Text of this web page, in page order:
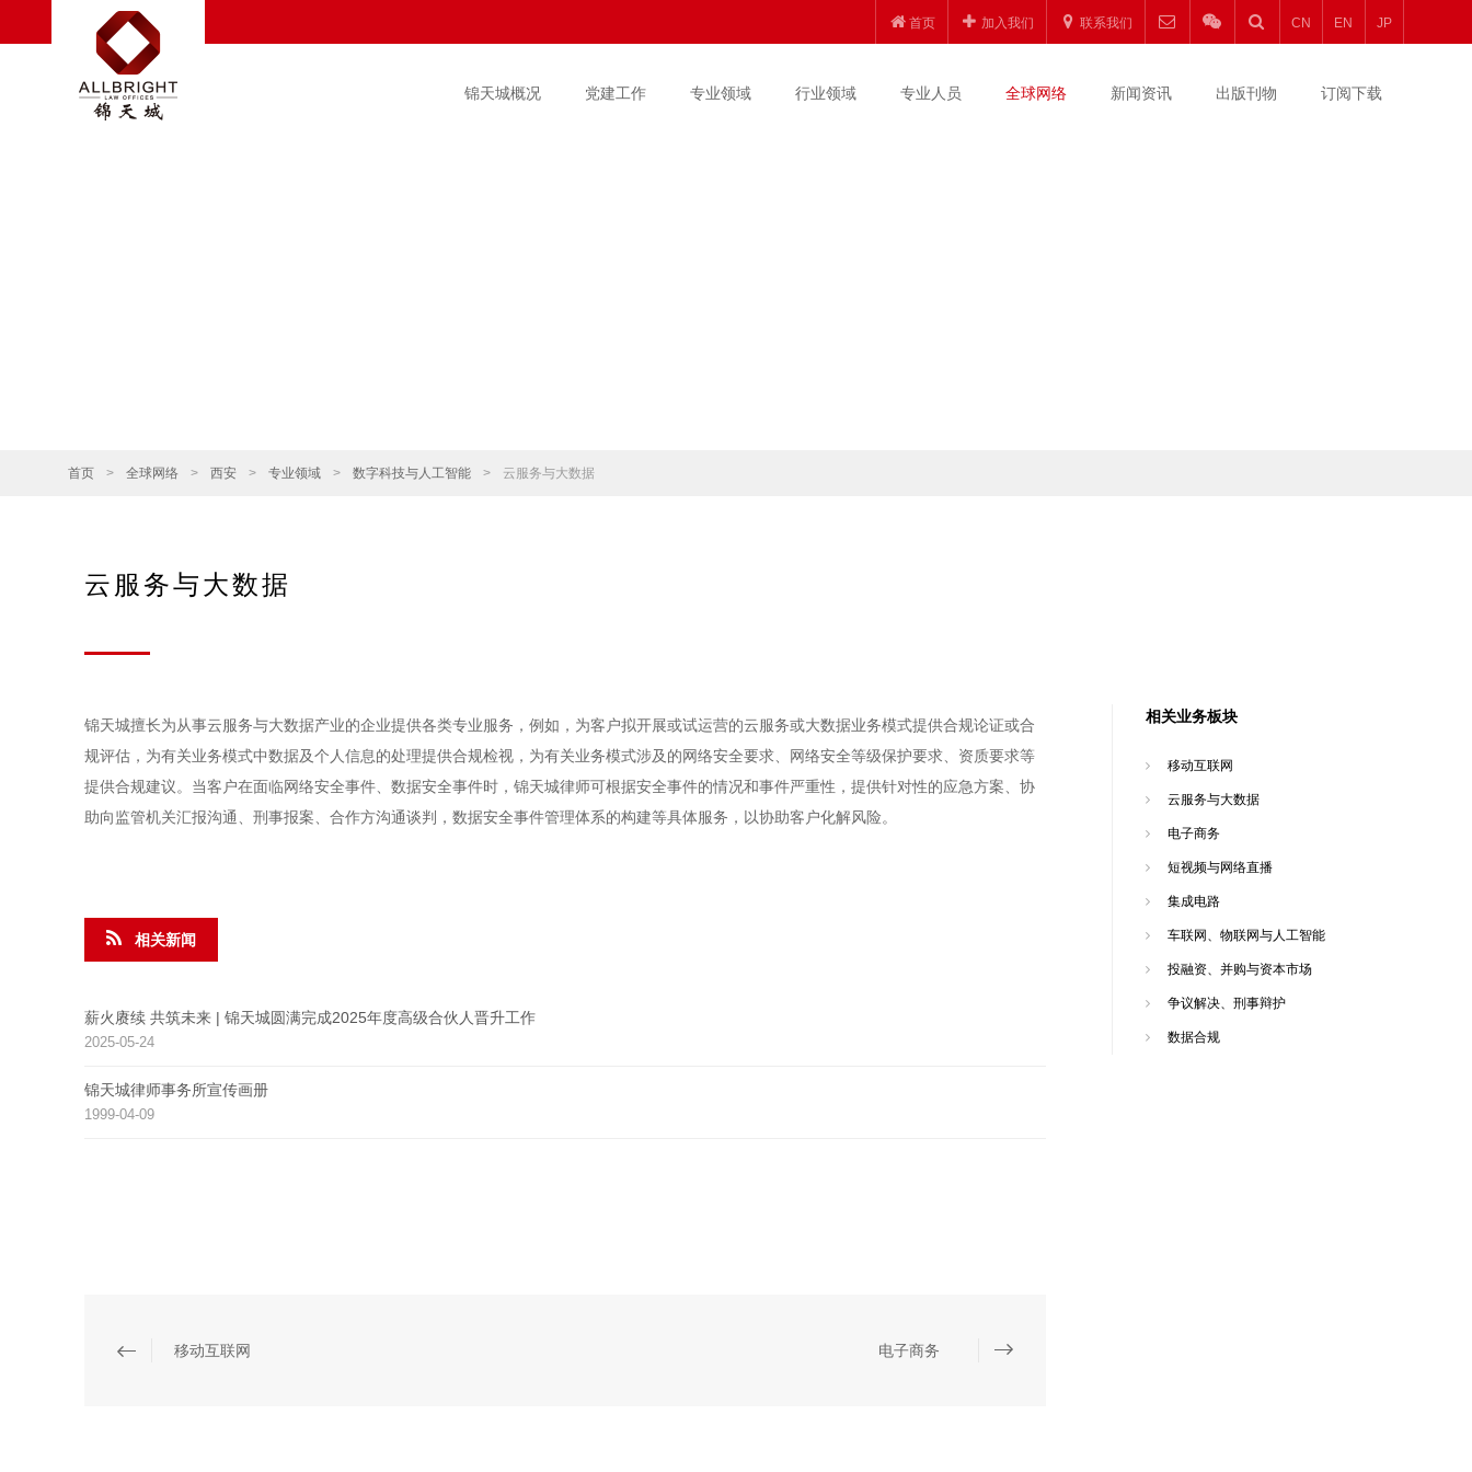
首页 加入我们 联系我们 CN EN JP
锦天城概况 党建工作 专业领域 行业领域 专业人员 全球网络 新闻资讯 出版刊物 订阅下载
首页 > 全球网络 > 西安 > 专业领域 > 数字科技与人工智能 > 云服务与大数据
云服务与大数据
锦天城擅长为从事云服务与大数据产业的企业提供各类专业服务，例如，为客户拟开展或试运营的云服务或大数据业务模式提供合规论证或合
规评估，为有关业务模式中数据及个人信息的处理提供合规检视，为有关业务模式涉及的网络安全要求、网络安全等级保护要求、资质要求等
提供合规建议。当客户在面临网络安全事件、数据安全事件时，锦天城律师可根据安全事件的情况和事件严重性，提供针对性的应急方案、协
助向监管机关汇报沟通、刑事报案、合作方沟通谈判，数据安全事件管理体系的构建等具体服务，以协助客户化解风险。
相关新闻
薪火赓续 共筑未来 | 锦天城圆满完成2025年度高级合伙人晋升工作
2025-05-24
锦天城律师事务所宣传画册
1999-04-09
移动互联网 电子商务
相关业务板块
移动互联网
云服务与大数据
电子商务
短视频与网络直播
集成电路
车联网、物联网与人工智能
投融资、并购与资本市场
争议解决、刑事辩护
数据合规